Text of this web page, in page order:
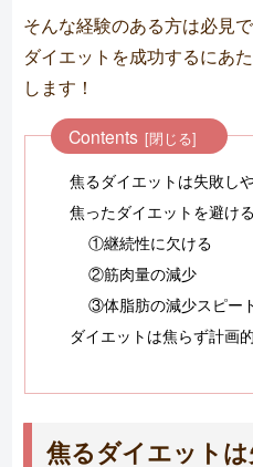
そんな経験のある方は必見で
ダイエットを成功するにあ
します！
Contents
焦るダイエットは失敗し
焦ったダイエットを避け
①継続性に欠ける
②筋肉量の減少
③体脂肪の減少スピー
ダイエットは焦らず計画
焦るダイエット